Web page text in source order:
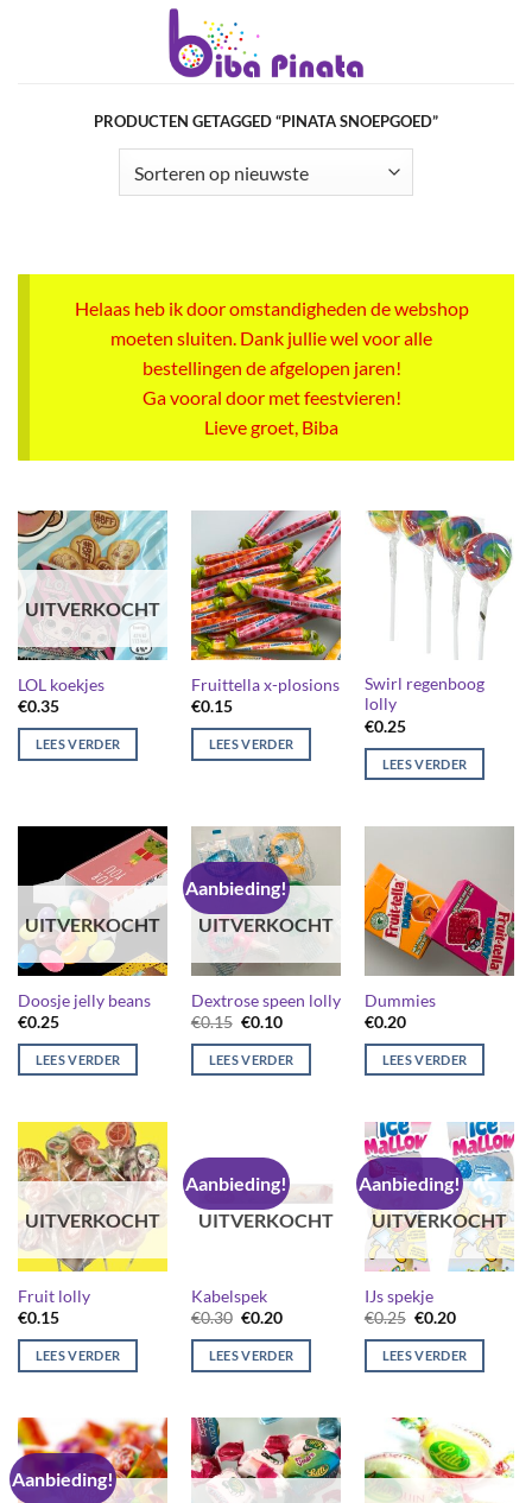
PRODUCTEN GETAGGED “PINATA SNOEPGOED”
Helaas heb ik door omstandigheden de webshop
moeten sluiten. Dank jullie wel voor alle
bestellingen de afgelopen jaren!
Ga vooral door met feestvieren!
Lieve groet, Biba
UITVERKOCHT
LOL koekjes
€0.35
LEES VERDER
Fruittella x-plosions
€0.15
LEES VERDER
Swirl regenboog
lolly
€0.25
LEES VERDER
UITVERKOCHT
Doosje jelly beans
€0.25
LEES VERDER
Aanbieding!
UITVERKOCHT
Dextrose speen lolly
€0.15 Oorspronkelijke
was:
€0.15.
€0.10Huidige
is:
€0.10.
LEES VERDER
Dummies
€0.20
LEES VERDER
UITVERKOCHT
Fruit lolly
€0.15
LEES VERDER
Aanbieding!
UITVERKOCHT
Kabelspek
€0.30 Oorspronkelijke
was:
€0.30.
€0.20Huidige
is:
€0.20.
LEES VERDER
Aanbieding!
UITVERKOCHT
IJs spekje
€0.25 Oorspronkelijke
was:
€0.25.
€0.20Huidige
is:
€0.20.
LEES VERDER
Aanbieding!